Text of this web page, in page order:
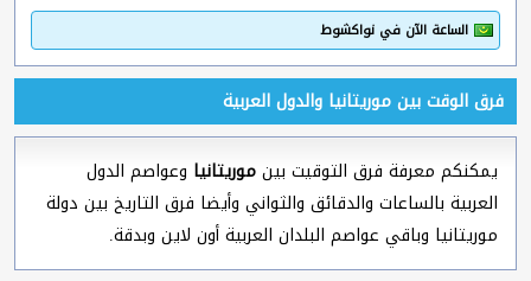
الساعة الآن في نواكشوط
فرق الوقت بين موريتانيا والدول العربية
يمكنكم معرفة فرق التوقيت بينموريتانيا وعواصم الدول
العربية بالساعات والدقائق والثواني وأيضا فرق التاريخ بين دولة
موريتانيا وباقي عواصم البلدان العربية أون لاين وبدقة.